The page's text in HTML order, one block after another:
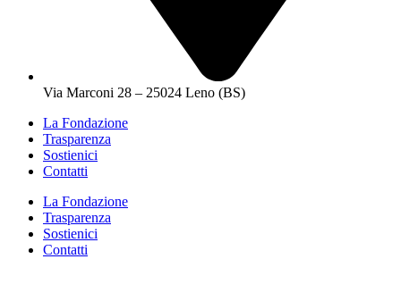
Via Marconi 28 – 25024 Leno (BS)
La Fondazione
Trasparenza
Sostienici
Contatti
La Fondazione
Trasparenza
Sostienici
Contatti